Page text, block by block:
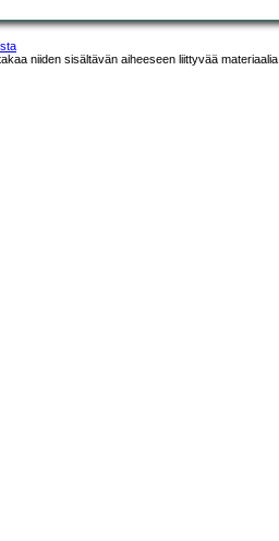
niiden sisältävän aiheeseen liittyvää materiaalia.